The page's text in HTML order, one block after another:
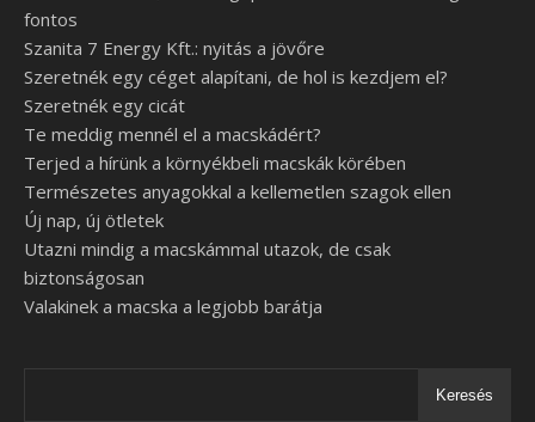
fontos
Szanita 7 Energy Kft.: nyitás a jövőre
Szeretnék egy céget alapítani, de hol is kezdjem el?
Szeretnék egy cicát
Te meddig mennél el a macskádért?
Terjed a hírünk a környékbeli macskák körében
Természetes anyagokkal a kellemetlen szagok ellen
Új nap, új ötletek
Utazni mindig a macskámmal utazok, de csak
biztonságosan
Valakinek a macska a legjobb barátja
Keresés